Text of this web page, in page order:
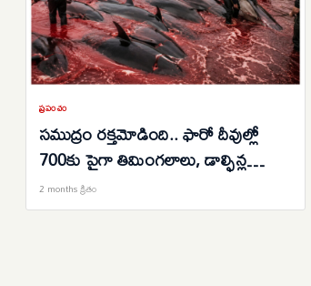
ప్రపంచం
సముద్రం రక్తమోడింది.. ఫారో దీవుల్లో
700కు పైగా తిమింగలాలు, డాల్ఫిన్ల
ఊచకోత.. మండిపడుతున్న జంతు
హక్కుల సంఘాలు..
2 months క్రితం